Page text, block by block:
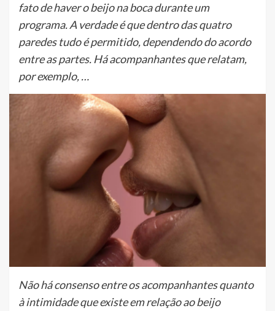
fato de haver o beijo na boca durante um
programa. A verdade é que dentro das quatro
paredes tudo é permitido, dependendo do acordo
entre as partes. Há acompanhantes que relatam,
por exemplo, …
Não há consenso entre os acompanhantes quanto
à intimidade que existe em relação ao beijo